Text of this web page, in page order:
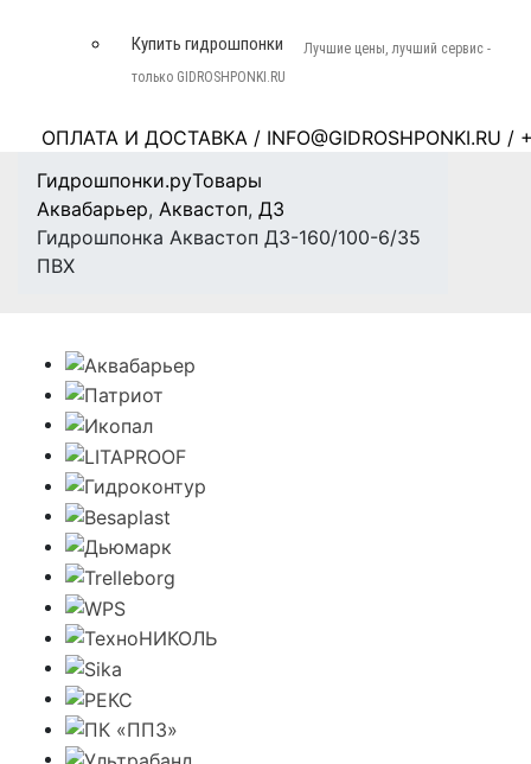
Купить гидрошпонки
Лучшие цены, лучший сервис -
только GIDROSHPONKI.RU
ОПЛАТА И ДОСТАВКА / INFO@GIDROSHPONKI.RU /
Гидрошпонки.руТовары
Аквабарьер, Аквастоп, ДЗ
Гидрошпонка Аквастоп ДЗ-160/100-6/35
ПВХ